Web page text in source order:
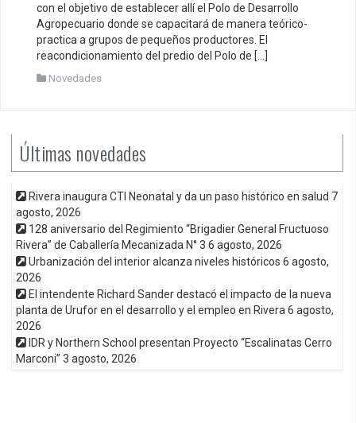
con el objetivo de establecer allí el Polo de Desarrollo
Agropecuario donde se capacitará de manera teórico-
practica a grupos de pequeños productores. El
reacondicionamiento del predio del Polo de […]
Novedades
Últimas novedades
Rivera inaugura CTI Neonatal y da un paso histórico en salud 7
agosto, 2026
128 aniversario del Regimiento “Brigadier General Fructuoso
Rivera” de Caballería Mecanizada N° 3 6 agosto, 2026
Urbanización del interior alcanza niveles históricos 6 agosto,
2026
El intendente Richard Sander destacó el impacto de la nueva
planta de Urufor en el desarrollo y el empleo en Rivera 6 agosto,
2026
IDR y Northern School presentan Proyecto “Escalinatas Cerro
Marconi” 3 agosto, 2026